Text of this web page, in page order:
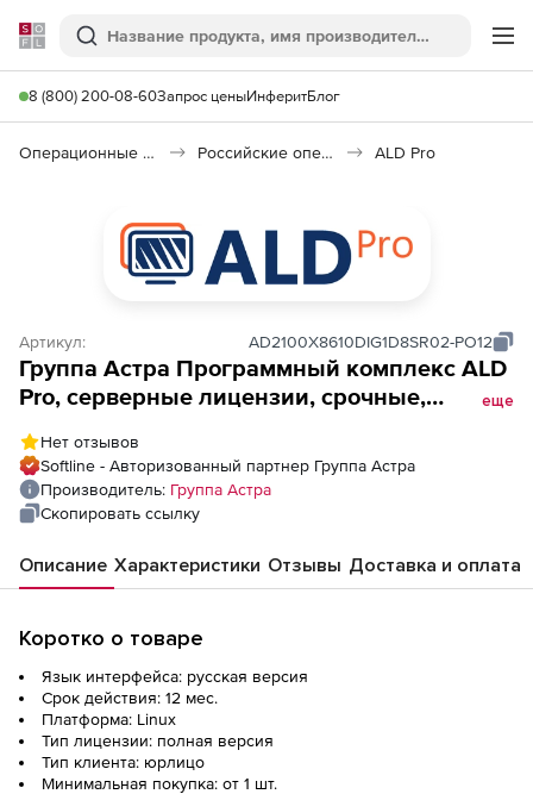
Softline
Поиск
8 (800) 200-08-60Запрос ценыИнферитБлог
Операционные системы Российские операционные системы (Импортозамещение) ALD Pro
Артикул: AD2100X8610DIG1D8SR02-PO12
Группа Астра Программный комплекс ALD
Pro, серверные лицензии, срочные,
контроллер домена, на 8 управляемых
устройств и ОС ALSE для 64-х разрядной
платформы на базе п/а x86-64 РУСБ.10015-
включенными обновлениями Тип 2 на 12
мес.
еще
Нет отзывов
Softline - Авторизованный партнер Группа Астра
Производитель: Группа Астра
Скопировать ссылку
Описание Характеристики Отзывы Доставка и оплата
Коротко о товаре
Язык интерфейса: русская версия
Срок действия: 12 мес.
Платформа: Linux
Тип лицензии: полная версия
Тип клиента: юрлицо
Минимальная покупка: от 1 шт.